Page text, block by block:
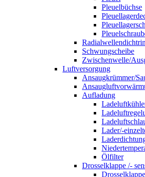
Pleuelbüchse
Schwungscheibe
Zwischenwelle/
Luftversorgung
Ansaugkrümmer/
Aufladung
Lader/-
Ölfilter
Drosselklappe /-
Drosselklappe